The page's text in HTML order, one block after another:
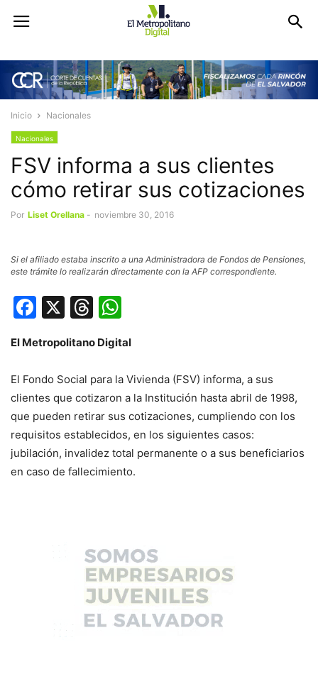
Inicio Nacionales
Nacionales
FSV informa a sus clientes
cómo retirar sus cotizaciones
Por Liset Orellana - noviembre 30, 2016
Si el afiliado estaba inscrito a una Administradora de Fondos de Pensiones,
este trámite lo realizarán directamente con la AFP correspondiente.
Facebook
X Threads
El Metropolitano Digital
El Fondo Social para la Vivienda (FSV) informa, a sus
clientes que cotizaron a la Institución hasta abril de 1998,
que pueden retirar sus cotizaciones, cumpliendo con los
requisitos establecidos, en los siguientes casos:
jubilación, invalidez total permanente o a sus beneficiarios
en caso de fallecimiento.